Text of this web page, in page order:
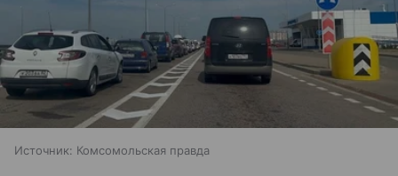
Источник: Комсомольская правда